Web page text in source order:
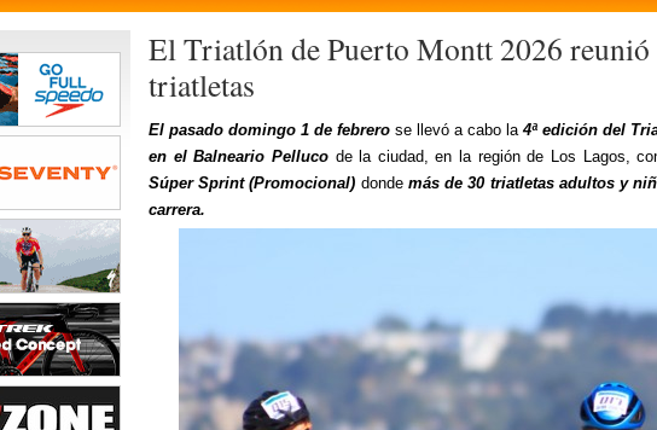
El Triatlón de Puerto Montt 2026 reunió
triatletas
El pasado domingo 1 de febrero se llevó a cabo la 4ª edición del
en el Balneario Pellucode la ciudad, en la región de Los Lagos,
Súper Sprint (Promocional) donde más de 30 triatletas adultos y
carrera.